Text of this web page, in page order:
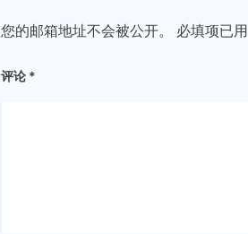
您的邮箱地址不会被公开。 必填项已用
评论 *